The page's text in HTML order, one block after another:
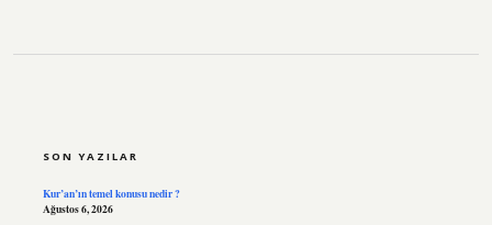
SON YAZILAR
Kur’an’ın temel konusu nedir ?
Ağustos 6, 2026